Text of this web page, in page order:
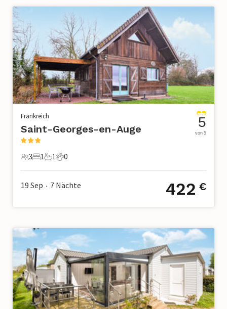
Frankreich
Saint-Georges-en-Auge
3 Gäste
3
1 Schlafzimmer
1
1 Badezimmer
1
0 Haustiere
0
5
von 5
19 Sep • 7 Nächte 422 €